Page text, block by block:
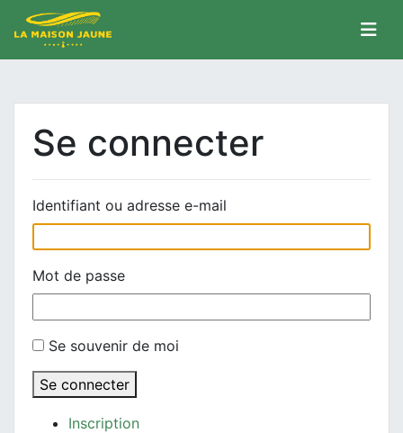
Se connecter
Identifiant ou adresse e-mail
Mot de passe
Se souvenir de moi
Se connecter
Inscription